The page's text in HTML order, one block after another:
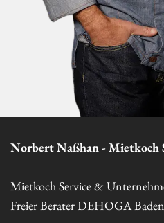
Norbert Naßhan - Mietkoch
Mietkoch Service &
Freier Berater DEHOGA